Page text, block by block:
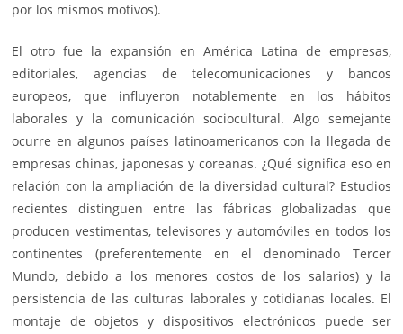
por los mismos motivos).
El otro fue la expansión en América Latina de empresas,
editoriales, agencias de telecomunicaciones y bancos
europeos, que influyeron notablemente en los hábitos
laborales y la comunicación sociocultural. Algo semejante
ocurre en algunos países latinoamericanos con la llegada de
empresas chinas, japonesas y coreanas. ¿Qué significa eso en
relación con la ampliación de la diversidad cultural? Estudios
recientes distinguen entre las fábricas globalizadas que
producen vestimentas, televisores y automóviles en todos los
continentes (preferentemente en el denominado Tercer
Mundo, debido a los menores costos de los salarios) y la
persistencia de las culturas laborales y cotidianas locales. El
montaje de objetos y dispositivos electrónicos puede ser